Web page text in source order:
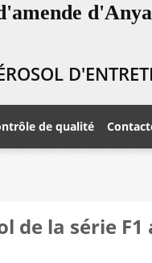
de qualité
la série F1